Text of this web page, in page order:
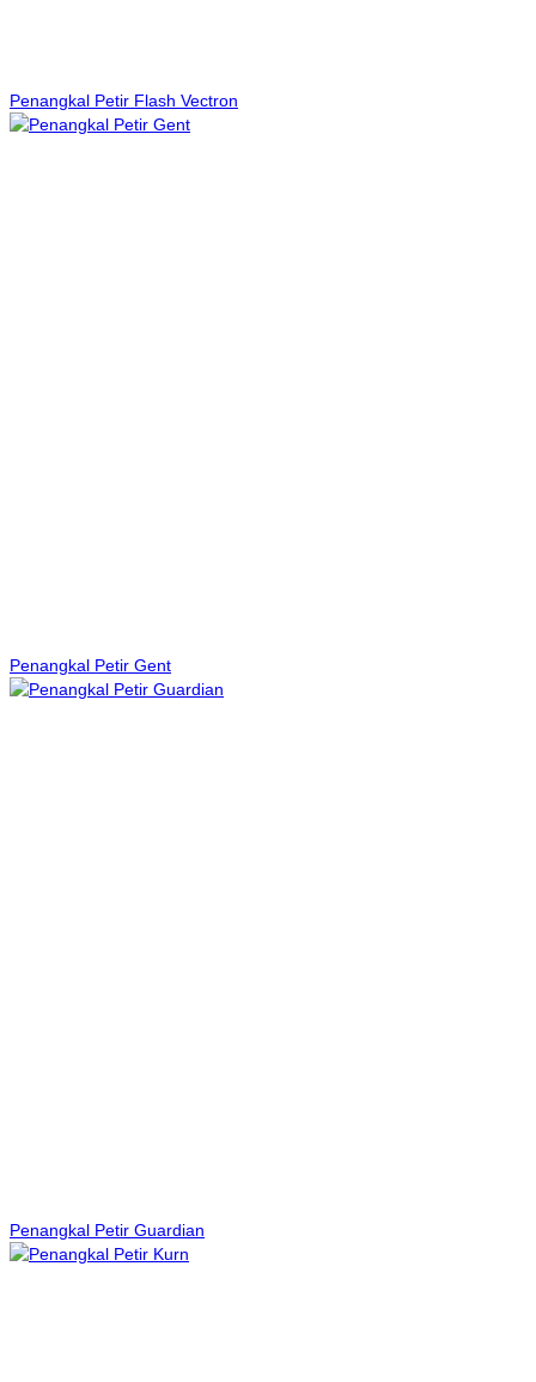
Penangkal Petir Flash Vectron
Penangkal Petir Gent
Penangkal Petir Guardian